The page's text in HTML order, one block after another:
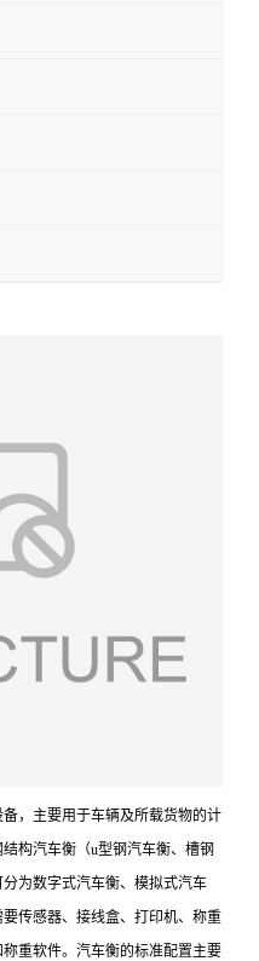
，主要用于车辆及所载货物的计
构汽车衡（u型钢汽车衡、槽钢
为数字式汽车衡、模拟式汽车
传感器、接线盒、打印机、称重
重软件。汽车衡的标准配置主要